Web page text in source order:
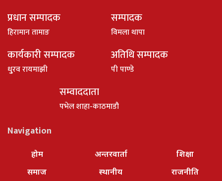
प्रधान सम्पादक
हिरामान तामाङ
सम्पादक
विमला थापा
कार्यकारी सम्पादक
धु्रव रायमाझी
अतिथि सम्पादक
पी पाण्डे
सम्वाददाता
पभेल शाहा-काठमाडौ
Navigation
होम
समाज
अन्तरवार्ता
स्थानीय
शिक्षा
राजनीति